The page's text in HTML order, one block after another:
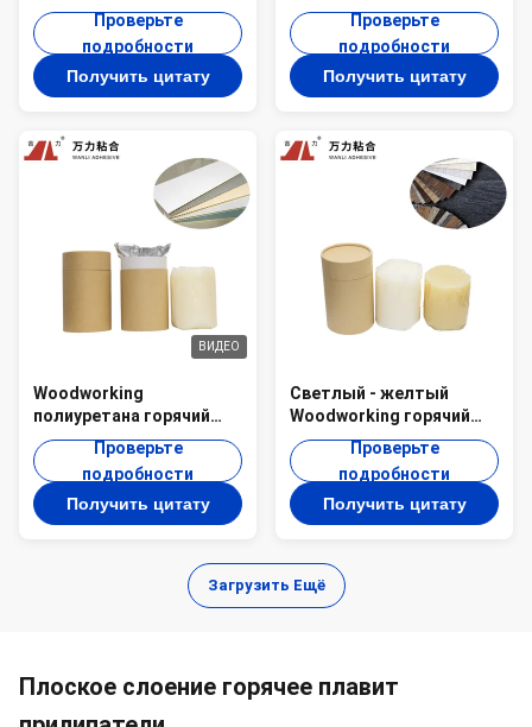
слипчивый PSA
промышленное TPR-
2005AC
Проверьте
подробности
Получить цитату
полипропилена PUR-
9915 деревянного
слоения желтоватого
Проверьте
подробности
Получить цитату
ВИДЕО
Woodworking
полиуретана горячий
плавит Cps белое PUR
PUR-1947 прилипателя
5500
Проверьте
подробности
Получить цитату
Светлый - желтый
Woodworking горячий
плавит слипчивый клей
PUR-1932F твердой
древесины горячий
Проверьте
подробности
Получить цитату
Загрузить Ещё
Плоское слоение горячее плавит